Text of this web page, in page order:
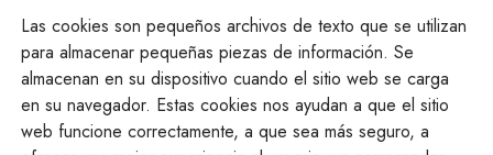
Las cookies son pequeños archivos de texto que se utilizan
para almacenar pequeñas piezas de información. Se
almacenan en su dispositivo cuando el sitio web se carga
en su navegador. Estas cookies nos ayudan a que el sitio
web funcione correctamente, a que sea más seguro, a